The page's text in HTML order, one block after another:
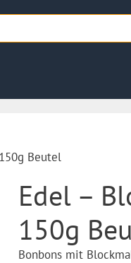
Beutel
Edel –
150g
Bonbons mit